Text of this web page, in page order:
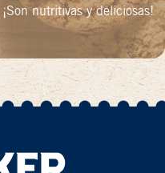
nutritivas y deliciosas!